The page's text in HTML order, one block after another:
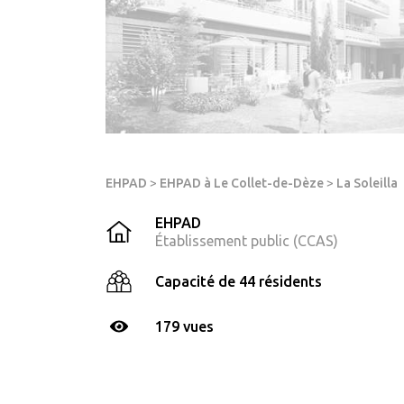
EHPAD > EHPAD à Le Collet-de-Dèze > La Soleilla
EHPAD
Établissement public (CCAS)
Capacité de 44 résidents
179 vues